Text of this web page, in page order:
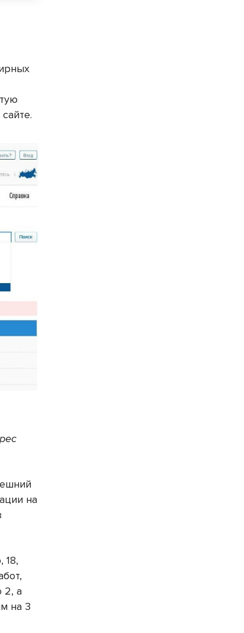
на
18,
2, а
на 3